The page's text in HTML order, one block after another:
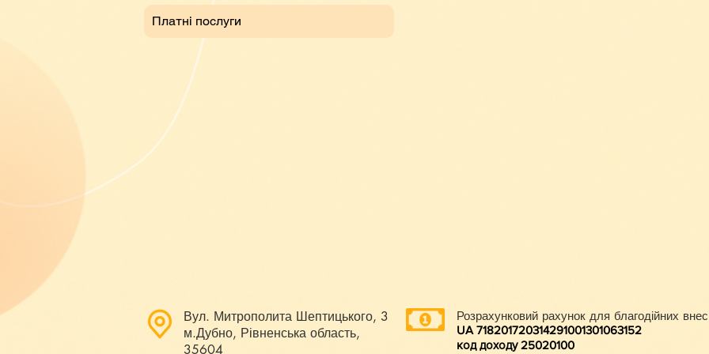
Платні послуги
Вул. Митрополита Шептицького, 3
м.Дубно, Рівненська область,
35604
Розрахунковий рахунок для благодійних
UA 718201720314291001301063152
код доходу 25020100